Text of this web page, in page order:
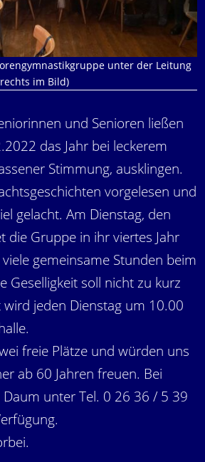
unter der Leitung
im Bild)
und Senioren ließen
das Jahr bei leckerem
Stimmung, ausklingen.
vorgelesen und
gelacht. Am Dienstag, den
die Gruppe in ihr viertes Jahr
gemeinsame Stunden beim
Geselligkeit soll nicht zu kurz
jeden Dienstag um 10.00
freie Plätze und würden uns
ab 60 Jahren freuen. Bei
Daum unter Tel. 0 26 36 / 5 39